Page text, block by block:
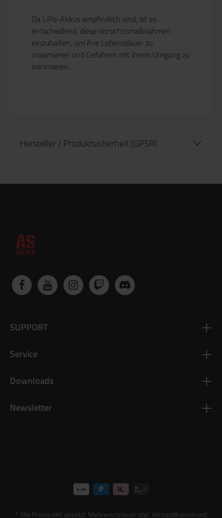
Da LiPo-Akkus empfindlich sind, ist es
entscheidend, diese Vorsichtsmaßnahmen
einzuhalten, um ihre Lebensdauer zu
maximieren und Gefahren mit ihrem Umgang zu
minimieren.
Hersteller / Produktsicherheit (GPSR)
Newsletter
SUPPORT
Service
Downloads
* Alle Preise inkl. gesetzl. Mehrwertsteuer zzgl. Versandkostenund